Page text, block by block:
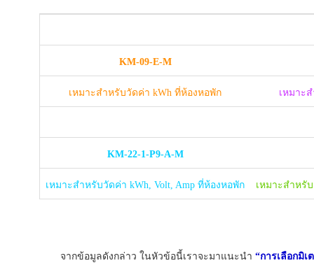
KM-09-E-M
เหมาะสำหรับวัดค่า kWh ที่ห้องหอพัก เหมาะ
KM-22-1-P9-A-M
เหมาะสำหรับวัดค่า kWh, Volt, Amp ที่ห้องหอพัก เหมาะสำหรั
จากข้อมูลดังกล่าว ในหัวข้อนี้เราจะมาแนะนำ “การเลือกมิ